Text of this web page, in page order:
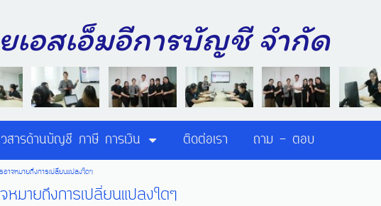
เอสเอ็มอีการบัญชี จำกัด
สารด้านบัญชี ภาษี การเงิน ติดต่อเรา ถาม - ตอบ
อาจหมายถึงการเปลี่ยนแปลงใดๆ
จหมายถึงการเปลี่ยนแปลงใดๆ